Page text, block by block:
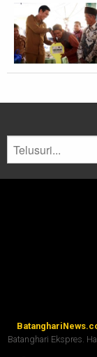
Batanghari Ekspres.